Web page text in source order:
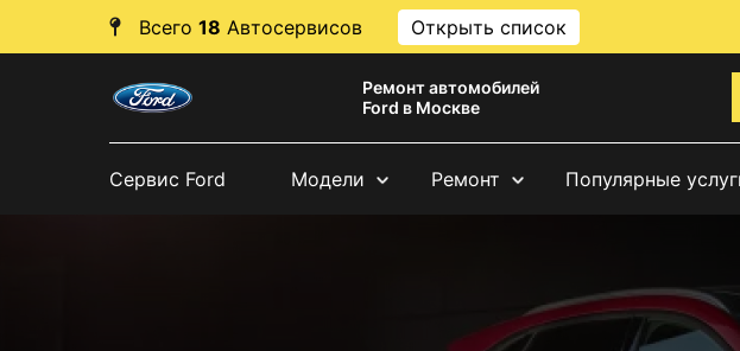
Всего 18 Автосервисов Открыть список
Ремонт автомобилей
Ford в Москве
Сервис Ford Модели Ремонт Популярные